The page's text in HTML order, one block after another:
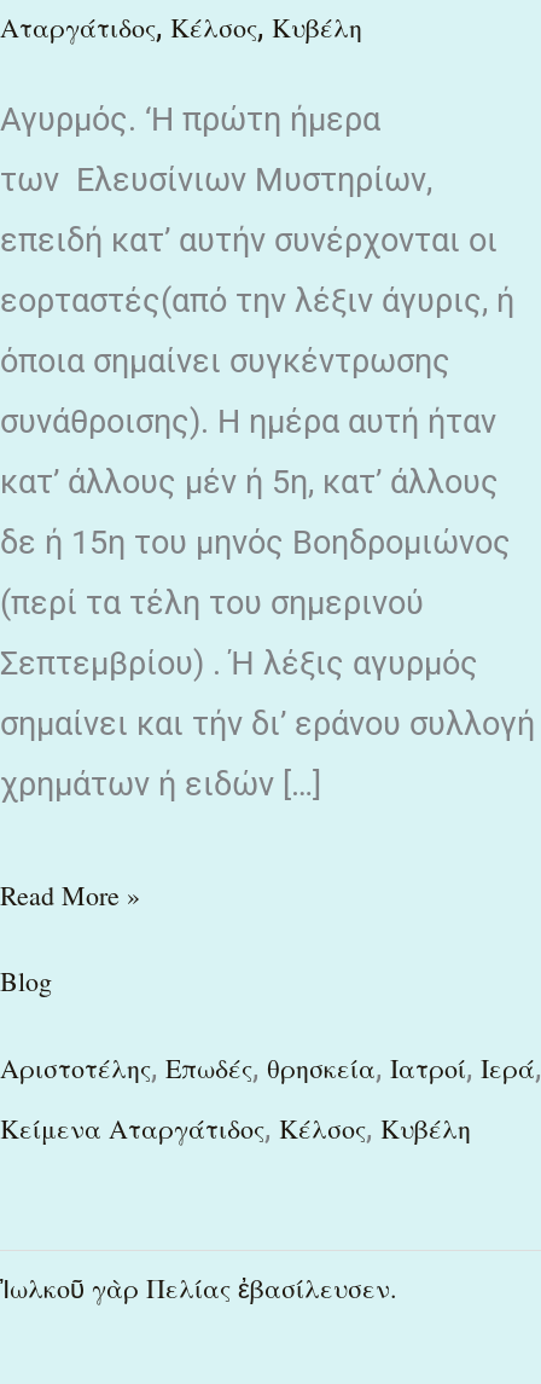
Αταργάτιδος, Κέλσος, Κυβέλη
Αγυρμός. ‘Η πρώτη ήμερα
των Ελευσίνιων Μυστηρίων,
επειδή κατ’ αυτήν συνέρχονται οι
εορταστές(από την λέξιν άγυρις, ή
όποια σημαίνει συγκέντρωσης
συνάθροισης). Η ημέρα αυτή ήταν
κατ’ άλλους μέν ή 5η, κατ’ άλλους
δε ή 15η του μηνός Βοηδρομιώνος
(περί τα τέλη του σημερινού
Σεπτεμβρίου) . Ή λέξις αγυρμός
σημαίνει και τήν δι’ εράνου συλλογή
χρημάτων ή ειδών […]
Read More »
Blog
Αριστοτέλης, Επωδές, θρησκεία, Ιατροί, Ιερά,
Κείμενα Αταργάτιδος, Κέλσος, Κυβέλη
Ἰωλκοῦ γὰρ Πελίας ἐβασίλευσεν.
Ἰωλκοῦ